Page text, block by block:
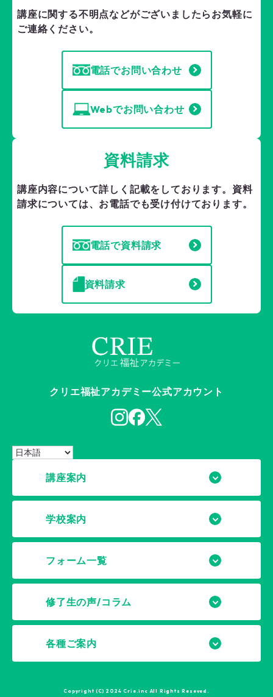
講座に関する不明点などがございましたら お気軽に
ご連絡ください。
電話でお問い合わせ
Webでお問い合わせ
資料請求
講座内容について詳しく記載をしております。 資料
請求については、お電話でも受け付けております。
電話で資料請求
資料請求
クリエ福祉アカデミー公式アカウント
講座案内
学校案内
フォーム一覧
修了生の声/コラム
各種ご案内
Copyright (C) 2024 Crie.inc All Rights Reseved.